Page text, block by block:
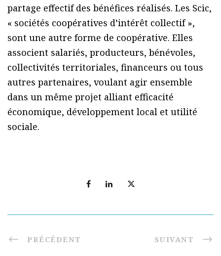
partage effectif des bénéfices réalisés. Les Scic,
« sociétés coopératives d’intérêt collectif »,
sont une autre forme de coopérative. Elles
associent salariés, producteurs, bénévoles,
collectivités territoriales, financeurs ou tous
autres partenaires, voulant agir ensemble
dans un même projet alliant efficacité
économique, développement local et utilité
sociale.
PRÉCÉDENT SUIVANT